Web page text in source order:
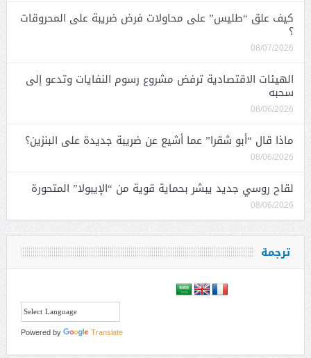
كيف علق “طليس” على محاولات فرض ضريبة على المحروقات
؟
08/07/2026
الهيئات الاقتصادية ترفض مشروع رسوم النفايات وتدعو إلى
سحبه
08/06/2026
ماذا قال “أبو شقرا” عما أشيع عن ضريبة جديدة على البنزين؟
08/06/2026
لقاح روسي جديد يبشر بحماية قوية من “الإيبولا” المتحورة
08/06/2026
ترجمة
Powered by Translate